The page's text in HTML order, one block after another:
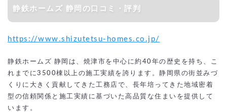
静鉄ホームズ 静岡の口コミ・評判
https://www.shizutetsu-homes.co.jp/
静鉄ホームズ 静岡は、焼津市を中心に約40年の歴史を持ち、こ
れまでに3500棟以上の施工実績を誇ります。静岡県の街並みづ
くりに大きく貢献してきた工務店で、長年培ってきた地域密着
型の信頼関係と施工実績に基づいた高品質な住まいを提供して
います。